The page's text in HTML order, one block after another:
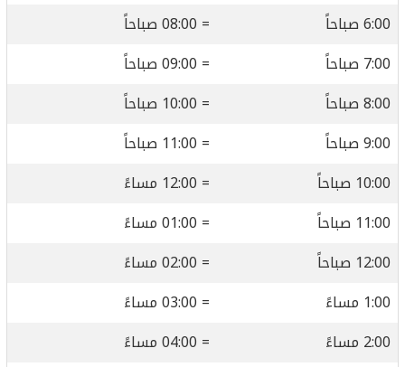
6:00 صباحاً
= 08:00 صباحاً
7:00 صباحاً
= 09:00 صباحاً
8:00 صباحاً
= 10:00 صباحاً
9:00 صباحاً
= 11:00 صباحاً
10:00 صباحاً
= 12:00 مساءً
11:00 صباحاً
= 01:00 مساءً
12:00 صباحاً
= 02:00 مساءً
1:00 مساءً
= 03:00 مساءً
2:00 مساءً
= 04:00 مساءً